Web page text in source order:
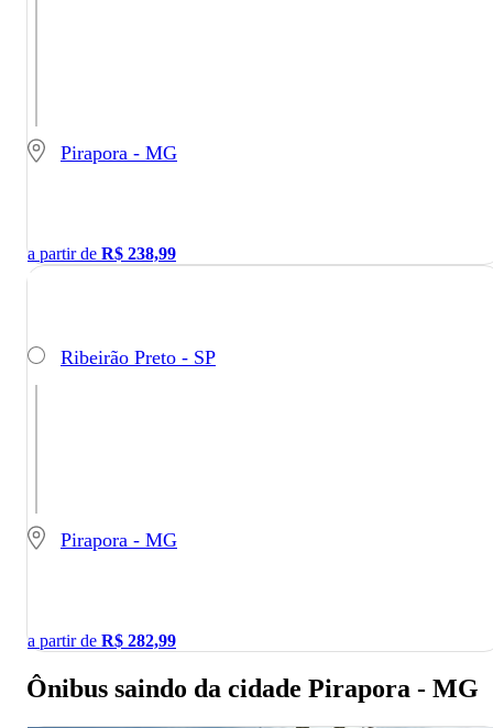
Pirapora - MG
a partir de R$ 238,99
Ribeirão Preto - SP
Pirapora - MG
a partir de R$ 282,99
Ônibus saindo da cidade Pirapora - MG